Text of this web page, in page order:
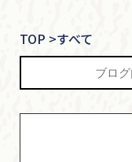
TOP >すべて